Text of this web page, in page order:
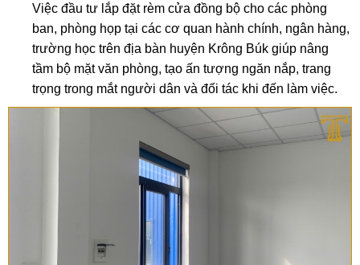
Việc đầu tư lắp đặt rèm cửa đồng bộ cho các phòng
ban, phòng họp tại các cơ quan hành chính, ngân hàng,
trường học trên địa bàn huyện Krông Búk giúp nâng
tầm bộ mặt văn phòng, tạo ấn tượng ngăn nắp, trang
trọng trong mắt người dân và đối tác khi đến làm việc.